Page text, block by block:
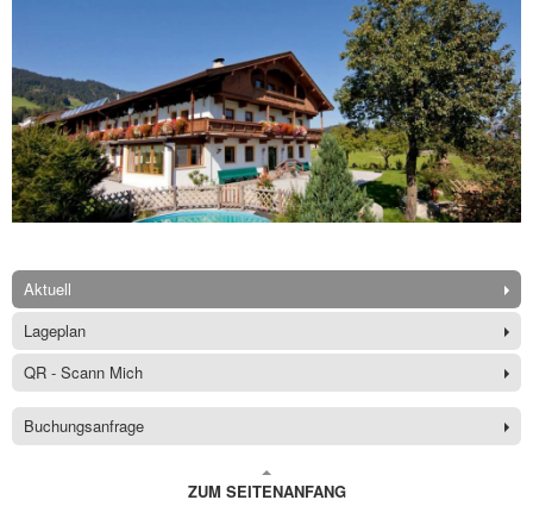
Aktuell
Lageplan
QR - Scann Mich
Buchungsanfrage
ZUM SEITENANFANG